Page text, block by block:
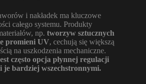
i nakładek ma kluczowe
całego systemu. Produkty
np. tworzyw sztucznych
promieni UV, cechują się większą
na uszkodzenia mechaniczne.
często opcja płynnej regulacji
je bardziej wszechstronnymi.